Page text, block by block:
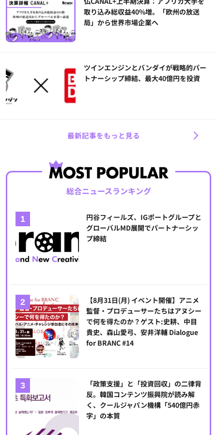
取り込み総収益40%増。「欧州の放送
局」から世界市場企業へ
ツインエンジンとバンダイが戦略的パー
トナーシップ締結、最大40億円を投資
最新記事をもっと見る
総合ニュースランキング
円谷フィールズ、IGポートグループと
グローバルMD展開でパートナーシッ
プ締結
【8月31日(月) イベント開催】アニメ
監督・プロデューサーたちはアヌシー
で何を得たのか？ゲスト:史耕、中目
貴史、森山愛弓、安井洋輔 Dialogue
for BRANC #14
「政策支援」と「投資回収」の二律背
反。韓国コンテンツ振興院が読み解
く、クールジャパン機構「540億円赤
字」の本質